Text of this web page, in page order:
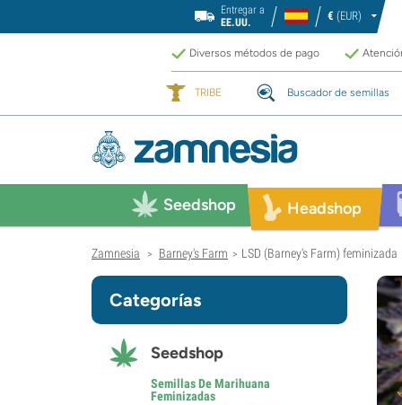
Entregar a
EE.UU.
€ (EUR)
Diversos métodos de pago
TRIBE Buscador de semillas
Seedshop Headshop
Zamnesia > Barney's Farm > LSD (Barney's Farm) feminizada
Categorías
Seedshop
Semillas De Marihuana
Feminizadas